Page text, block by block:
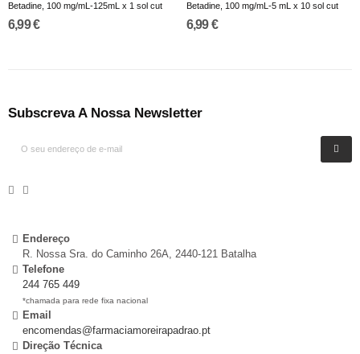
Betadine, 100 mg/mL-125mL x 1 sol cut
6,99 €
Betadine, 100 mg/mL-5 mL x 10 sol cut
6,99 €
Subscreva A Nossa Newsletter
Endereço
R. Nossa Sra. do Caminho 26A, 2440-121 Batalha
Telefone
244 765 449
*chamada para rede fixa nacional
Email
encomendas@farmaciamoreirapadrao.pt
Direção Técnica